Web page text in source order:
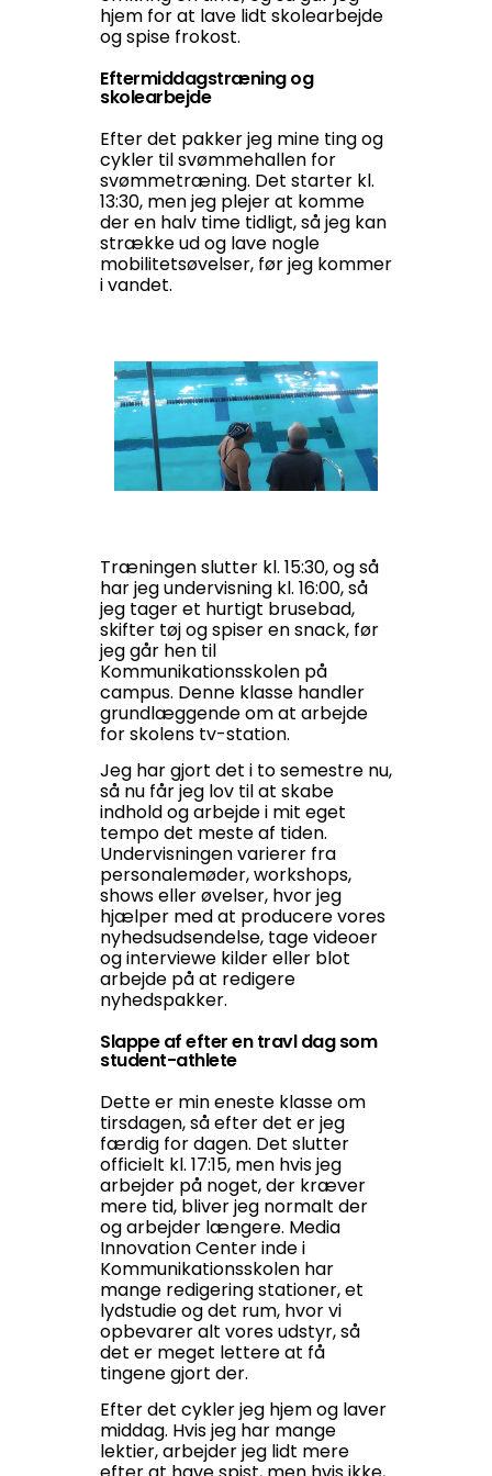
hjem for at lave lidt skolearbejde
og spise frokost.
Eftermiddagstræning og
skolearbejde
Efter det pakker jeg mine ting og
cykler til svømmehallen for
svømmetræning. Det starter kl.
13:30, men jeg plejer at komme
der en halv time tidligt, så jeg kan
strække ud og lave nogle
mobilitetsøvelser, før jeg kommer
i vandet.
Træningen slutter kl. 15:30, og så
har jeg undervisning kl. 16:00, så
jeg tager et hurtigt brusebad,
skifter tøj og spiser en snack, før
jeg går hen til
Kommunikationsskolen på
campus. Denne klasse handler
grundlæggende om at arbejde
for skolens tv-station.
Jeg har gjort det i to semestre nu,
så nu får jeg lov til at skabe
indhold og arbejde i mit eget
tempo det meste af tiden.
Undervisningen varierer fra
personalemøder, workshops,
shows eller øvelser, hvor jeg
hjælper med at producere vores
nyhedsudsendelse, tage videoer
og interviewe kilder eller blot
arbejde på at redigere
nyhedspakker.
Slappe af efter en travl dag som
student-athlete
Dette er min eneste klasse om
tirsdagen, så efter det er jeg
færdig for dagen. Det slutter
officielt kl. 17:15, men hvis jeg
arbejder på noget, der kræver
mere tid, bliver jeg normalt der
og arbejder længere. Media
Innovation Center inde i
Kommunikationsskolen har
mange redigering stationer, et
lydstudie og det rum, hvor vi
opbevarer alt vores udstyr, så
det er meget lettere at få
tingene gjort der.
Efter det cykler jeg hjem og laver
middag. Hvis jeg har mange
lektier, arbejder jeg lidt mere